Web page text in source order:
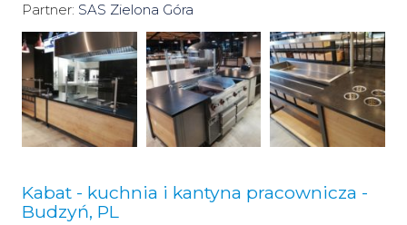
Partner: SAS Zielona Góra
Kabat - kuchnia i kantyna pracownicza -
Budzyń, PL